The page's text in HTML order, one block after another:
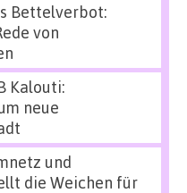
Bettelverbot:
von
Kalouti:
neue
und
die Weichen für